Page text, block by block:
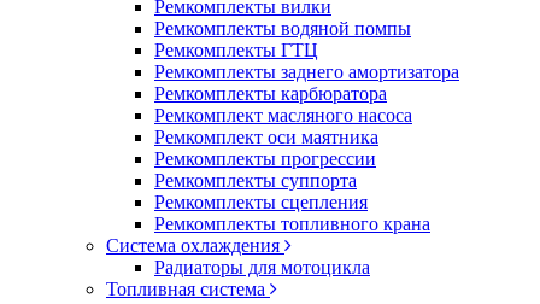
Ремкомплекты вилки
Ремкомплекты водяной помпы
Ремкомплекты ГТЦ
Ремкомплекты заднего амортизатора
Ремкомплекты карбюратора
Ремкомплект масляного насоса
Ремкомплект оси маятника
Ремкомплекты прогрессии
Ремкомплекты суппорта
Ремкомплекты сцепления
Ремкомплекты топливного крана
Система охлаждения
Радиаторы для мотоцикла
Топливная система